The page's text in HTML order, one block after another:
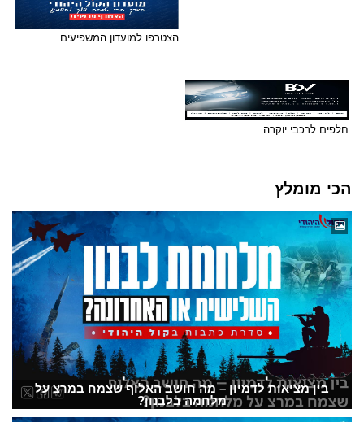
הצטרפו למועדון המשפיעים
חלפים לרכבי יוקרה
הכי מומלץ
בין מציאות לדמיון – מה חושב האלוף שצמח במרצ על
מלחמה בלבנון?